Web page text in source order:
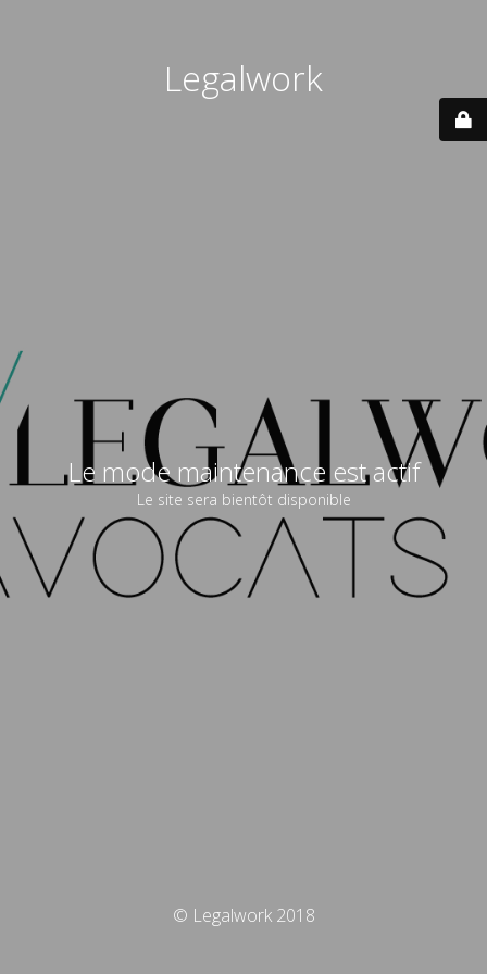
Legalwork
Le mode maintenance est actif
Le site sera bientôt disponible
© Legalwork 2018